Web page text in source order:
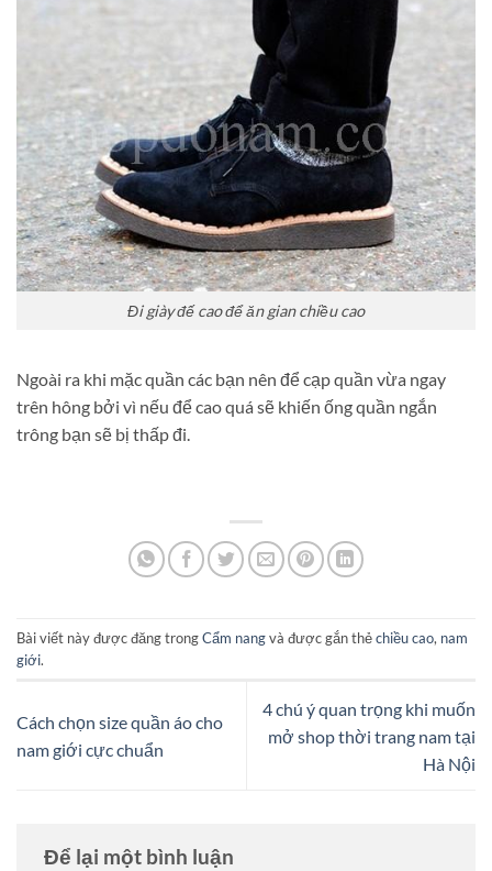
Đi giày đế cao để ăn gian chiều cao
Ngoài ra khi mặc quần các bạn nên để cạp quần vừa ngay
trên hông bởi vì nếu để cao quá sẽ khiến ống quần ngắn
trông bạn sẽ bị thấp đi.
Bài viết này được đăng trongCẩm nangvà được gắn thẻchiều cao, nam
giới.
Cách chọn size quần áo cho
nam giới cực chuẩn
4 chú ý quan trọng khi muốn
mở shop thời trang nam tại
Hà Nội
Để lại một bình luận